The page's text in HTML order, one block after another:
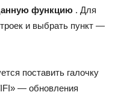
функцию . Для
и выбрать пункт —
поставить галочку
— обновления